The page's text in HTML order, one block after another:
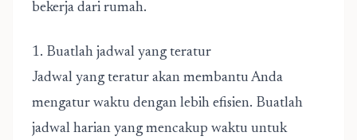
bekerja dari rumah.
1. Buatlah jadwal yang teratur
Jadwal yang teratur akan membantu Anda
mengatur waktu dengan lebih efisien. Buatlah
jadwal harian yang mencakup waktu untuk